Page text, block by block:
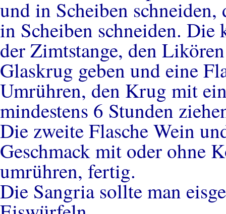
und in Scheiben
in Scheiben schneiden.
der Zimtstange, den
Glaskrug geben und eine
Umrühren, den Krug mit
mindestens 6 Stunden
Die zweite Flasche Wein
Geschmack mit oder ohne
umrühren, fertig.
Die Sangria sollte man